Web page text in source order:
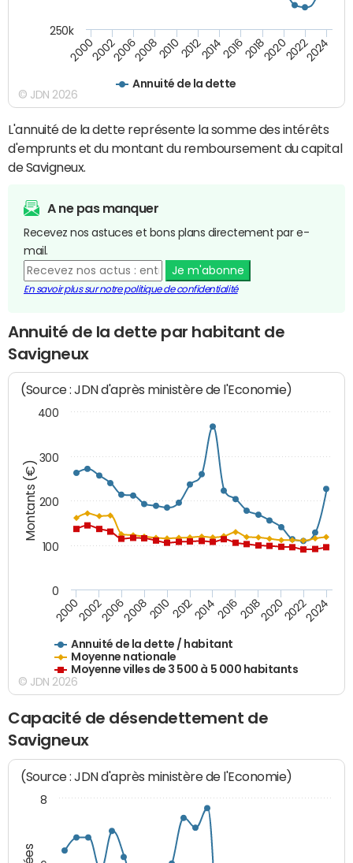
Annuité de la dette
200020022006200820102012201420162018202020222024
250k
© JDN 2026
L'annuité de la dette représente la somme des intérêts
d'emprunts et du montant du remboursement du capital
de Savigneux.
A ne pas manquer
Recevez nos astuces et bons plans directement par e-
mail.
Je m'abonne
En savoir plus sur notre politique de confidentialité
Annuité de la dette par habitant de
Savigneux
Montants (€)
(Source : JDN d'après ministère de l'Economie)
Annuité de la dette / habitant
Moyenne nationale
Moyenne villes de 3 500 à 5 000 habitants
200020022006200820102012201420162018202020222024
0
100
200
300
400
© JDN 2026
Capacité de désendettement de
Savigneux
(Source : JDN d'après ministère de l'Economie)
8